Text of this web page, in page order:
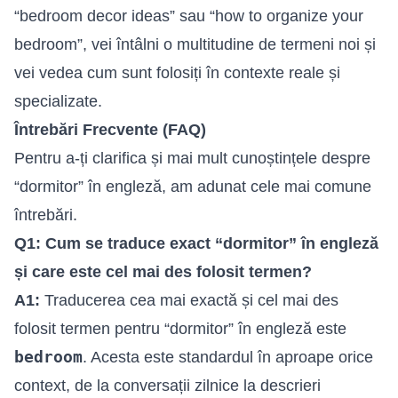
“bedroom decor ideas” sau “how to organize your
bedroom”, vei întâlni o multitudine de termeni noi și
vei vedea cum sunt folosiți în contexte reale și
specializate.
Întrebări Frecvente (FAQ)
Pentru a-ți clarifica și mai mult cunoștințele despre
“dormitor” în engleză, am adunat cele mai comune
întrebări.
Q1: Cum se traduce exact “dormitor” în engleză
și care este cel mai des folosit termen?
A1: Traducerea cea mai exactă și cel mai des
folosit termen pentru “dormitor” în engleză este
bedroom. Acesta este standardul în aproape orice
context, de la conversații zilnice la descrieri